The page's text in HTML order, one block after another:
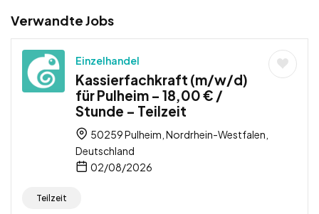
Verwandte Jobs
Einzelhandel
Kassierfachkraft (m/w/d)
für Pulheim – 18,00 € /
Stunde – Teilzeit
50259 Pulheim, Nordrhein-Westfalen,
Deutschland
02/08/2026
Teilzeit